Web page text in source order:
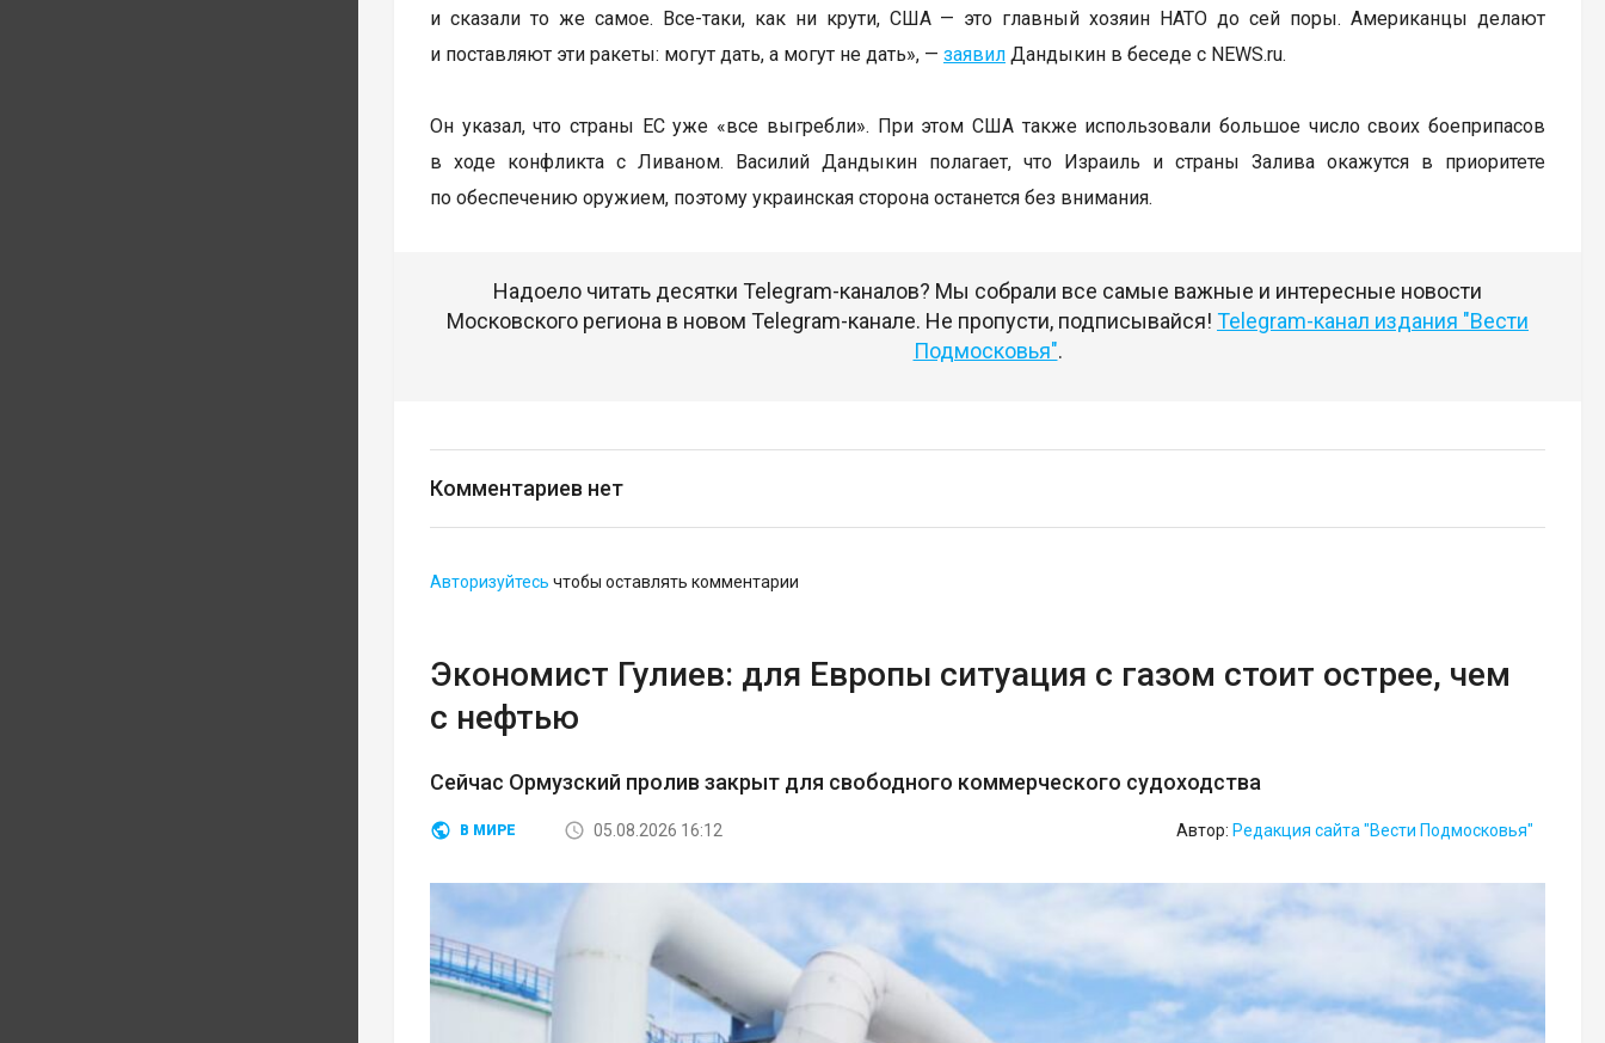
и сказали то же самое. Все-таки, как ни крути, США — это главный хозяин НАТО до сей поры. Американцы делают
и поставляют эти ракеты: могут дать, а могут не дать», — заявил Дандыкин в беседе с NEWS.ru.
Он указал, что страны ЕС уже «все выгребли». При этом США также использовали большое число своих боеприпасов
в ходе конфликта с Ливаном. Василий Дандыкин полагает, что Израиль и страны Залива окажутся в приоритете
по обеспечению оружием, поэтому украинская сторона останется без внимания.
Надоело читать десятки Telegram-каналов? Мы собрали все самые важные и интересные новости
Московского региона в новом Telegram-канале. Не пропусти, подписывайся! Telegram-канал издания "Вести
Подмосковья".
Комментариев нет
Авторизуйтесь чтобы оставлять комментарии
Экономист Гулиев: для Европы ситуация с газом стоит острее, чем
с нефтью
Сейчас Ормузский пролив закрыт для свободного коммерческого судоходства
В МИРЕ 05.08.2026 16:12 Автор: Редакция сайта "Вести Подмосковья"